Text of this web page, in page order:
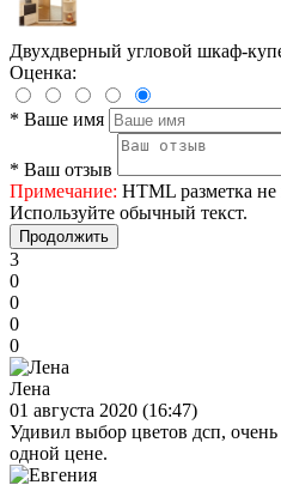
Двухдверный угловой шкаф-
Оценка:
* Ваше имя
* Ваш отзыв
Примечание: HTML разметка
Используйте обычный текст.
Продолжить
3
0
0
0
0
Лена
01 августа 2020 (16:47)
Удивил выбор цветов дсп,
одной цене.